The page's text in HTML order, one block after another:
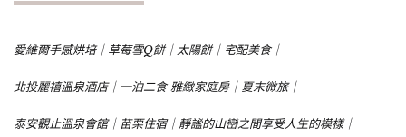
愛維爾手感烘培｜草莓雪Q餅｜太陽餅｜宅配美食｜
北投麗禧溫泉酒店｜一泊二食 雅緻家庭房｜夏末微旅｜
泰安觀止溫泉會館｜苗栗住宿｜靜謐的山巒之間享受人生的模樣｜